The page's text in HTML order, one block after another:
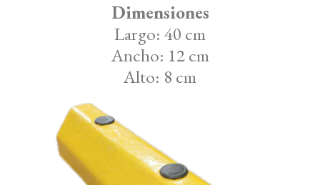
Dimensiones
Largo: 40 cm
Ancho: 12 cm
Alto: 8 cm